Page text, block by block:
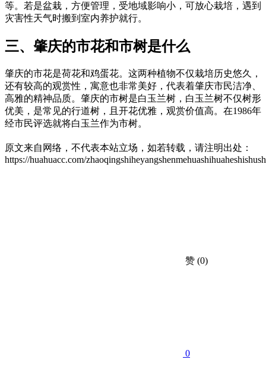
等。若是盆栽，方便管理，受地域影响小，可放心栽培，遇到
灾害性天气时搬到室内养护就行。
三、肇庆的市花和市树是什么
肇庆的市花是荷花和鸡蛋花。这两种植物不仅栽培历史悠久，
还有较高的观赏性，寓意也非常美好，代表着肇庆市民洁净、
高雅的精神品质。肇庆的市树是白玉兰树，白玉兰树不仅树形
优美，是常见的行道树，且开花优雅，观赏价值高。在1986年
经市民评选就将白玉兰作为市树。
原文来自网络，不代表本站立场，如若转载，请注明出处：
https://huahuacc.com/
赞 (0)
0